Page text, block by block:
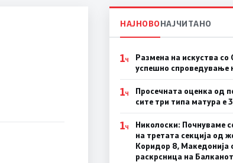
НАЈНОВОНАЈЧИТАНО
1Ч
Размена на искуства со
успешно спроведување
1Ч
Просечната оценка од
сите три типа матура е
1Ч
Николоски: Почнуваме
на третата секција од
Коридор 8, Македонија
раскрсница на Балканот